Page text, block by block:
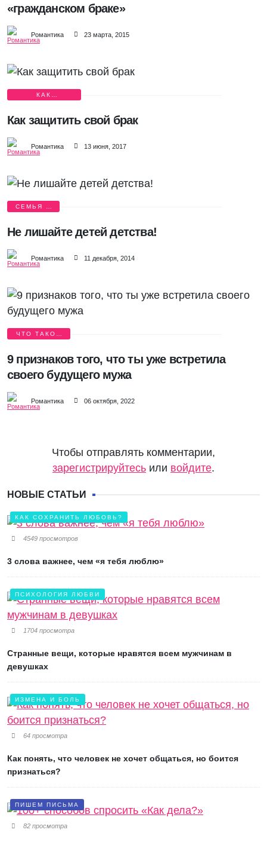
«гражданском браке»
Романтика 23 марта, 2015
КАК
Как защитить свой брак
Романтика 13 июня, 2017
СЕМЬЯ И
Не лишайте детей детства!
Романтика 11 декабря, 2014
ЧТО ТАКОЕ
9 признаков того, что ты уже встретила
своего будущего мужа
Романтика 06 октября, 2022
Чтобы отправлять комментарии,
зарегистрируйтесь или войдите.
НОВЫЕ СТАТЬИ
КАК СОХРАНИТЬ ЛЮБОВЬ?
4549 просмотров
3 слова важнее, чем «я тебя люблю»
ПСИХОЛОГИЯ ЛЮБВИ
1704 просмотра
Странные вещи, которые нравятся всем мужчинам в
девушках
ИЗМЕНА И БОЛЬ
64 просмотра
Как понять, что человек не хочет общаться, но боится
признаться?
ПИШЕМ ПИСЬМА
82 просмотра